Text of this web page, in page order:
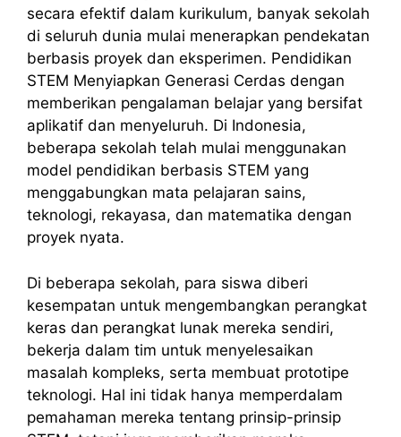
secara efektif dalam kurikulum, banyak sekolah
di seluruh dunia mulai menerapkan pendekatan
berbasis proyek dan eksperimen. Pendidikan
STEM Menyiapkan Generasi Cerdas dengan
memberikan pengalaman belajar yang bersifat
aplikatif dan menyeluruh. Di Indonesia,
beberapa sekolah telah mulai menggunakan
model pendidikan berbasis STEM yang
menggabungkan mata pelajaran sains,
teknologi, rekayasa, dan matematika dengan
proyek nyata.
Di beberapa sekolah, para siswa diberi
kesempatan untuk mengembangkan perangkat
keras dan perangkat lunak mereka sendiri,
bekerja dalam tim untuk menyelesaikan
masalah kompleks, serta membuat prototipe
teknologi. Hal ini tidak hanya memperdalam
pemahaman mereka tentang prinsip-prinsip